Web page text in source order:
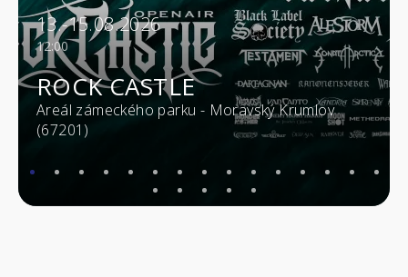
13.-15.08.2026
12:00
ROCK CASTLE
Areál zámeckého parku - Moravský Krumlov
(67201)